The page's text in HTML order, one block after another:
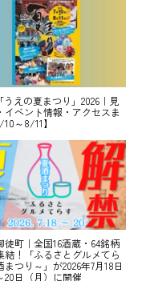
うえの夏まつり」2026｜見
イベント情報・アクセスま
～8/11】
徒町｜全国16酒蔵・64銘柄
結！「ふるさとグルメてら
まつり～」が2026年7月18日
20日（月）に開催